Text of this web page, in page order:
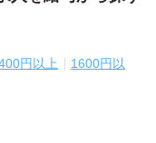
円以上
1600円以